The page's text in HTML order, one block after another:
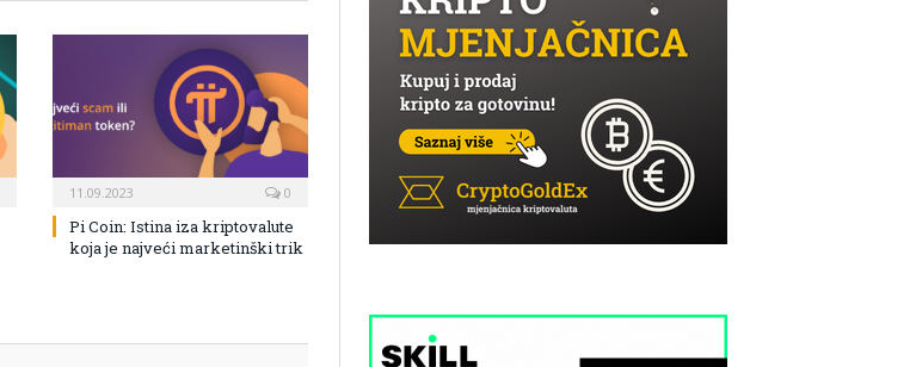
11.09.2023 0
Pi Coin: Istina iza kriptovalute
koja je najveći marketinški trik